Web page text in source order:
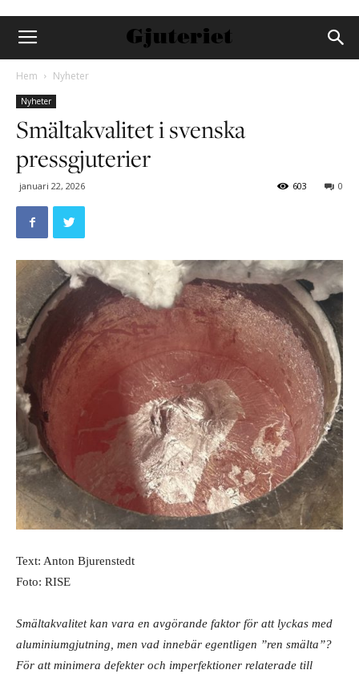
Hem Nyheter
Nyheter
Smältakvalitet i svenska
pressgjuterier
januari 22, 2026 0
603
Text: Anton Bjurenstedt
Foto: RISE
Smältakvalitet kan vara en avgörande faktor för att lyckas med
aluminiumgjutning, men vad innebär egentligen ”ren smälta”?
För att minimera defekter och imperfektioner relaterade till